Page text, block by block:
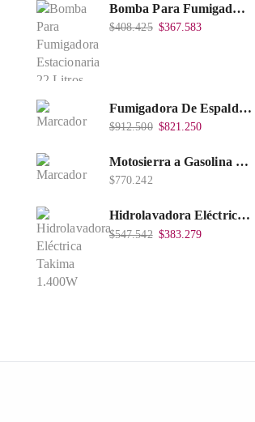
Bomba Para Fumigadora Estacionaria 22 Litros, Xp22-I.
$408.425 $367.583
Fumigadora De Espalda Alterman Gasolina 2T, 26 Cc, Bomba Nylon Libre Mantenimiento, Tf900-A.
$912.500 $821.250
Motosierra a Gasolina 52 Barra 20'' PD
$770.242
Hidrolavadora Eléctrica Takima 1.400W 1.600Psi, Tkepw-1600-A.
$547.542 $383.279